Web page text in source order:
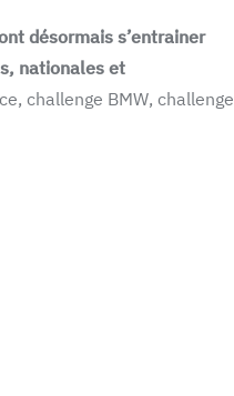
désormais s’entrainer
nationales et
challenge BMW, challenge